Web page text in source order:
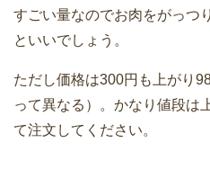
すごい量なのでお肉をがっつ
といいでしょう。
ただし価格は300円も上がり
って異なる）。かなり値段は
て注文してください。